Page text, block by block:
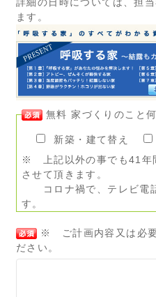
ます。
無料 家づくりのこと
新築・建て替え
※ 上記以外の事でも41年
させて頂きます。
コロナ禍で、テレビ電
す。
※ ご計画内容又は必要
ださい。